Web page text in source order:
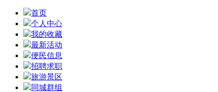
首页
个人中心
我的收藏
最新活动
便民信息
招聘求职
旅游景区
同城群组